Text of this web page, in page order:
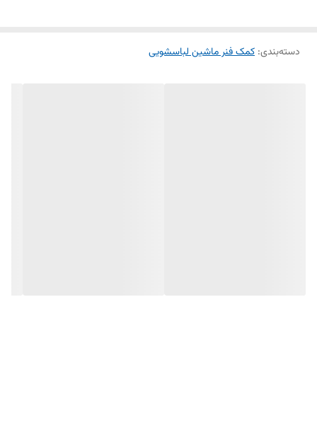
این پین‌ها سازگار با مدل‌های ماشین لباسشویی باگنشت و جی‌پلاس هستند
دسته‌بندی: کمک فنر ماشین لباسشویی